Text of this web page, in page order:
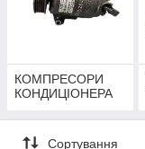
КОМПРЕСОРИ
КОНДИЦІОНЕРА
Сортування